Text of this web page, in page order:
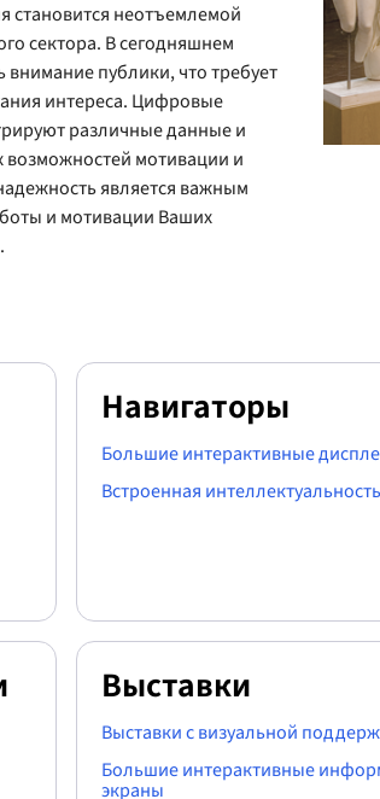
становится неотъемлемой
сектора. В сегодняшнем
публики, что требует
интереса. Цифровые
различные данные и
мотивации и
является важным
и мотивации Ваших
Навигаторы
Большие интерактивные
Встроенная интеллектуальность
Выставки
Выставки с визуальной
Большие интерактивные
экраны